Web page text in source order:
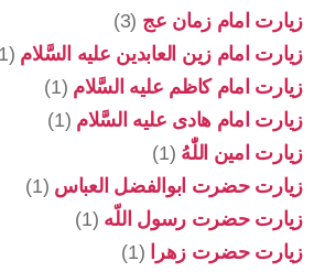
زیارت امام زمان عج (3)
زیارت امام زین العابدین علیه السَّلام (1)
زیارت امام کاظم علیه السَّلام (1)
زیارت امام هادی علیه السَّلام (1)
زیارت امین اللّٰهُ (1)
زیارت حضرت ابوالفضل العباس (1)
زیارت حضرت رسول اللّه (1)
زیارت حضرت زهرا
(1)